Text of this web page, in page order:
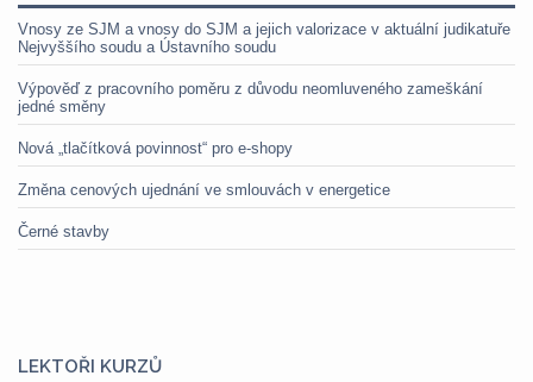
Vnosy ze SJM a vnosy do SJM a jejich valorizace v aktuální judikatuře
Nejvyššího soudu a Ústavního soudu
Výpověď z pracovního poměru z důvodu neomluveného zameškání
jedné směny
Nová „tlačítková povinnost“ pro e-shopy
Změna cenových ujednání ve smlouvách v energetice
Černé stavby
LEKTOŘI KURZŮ